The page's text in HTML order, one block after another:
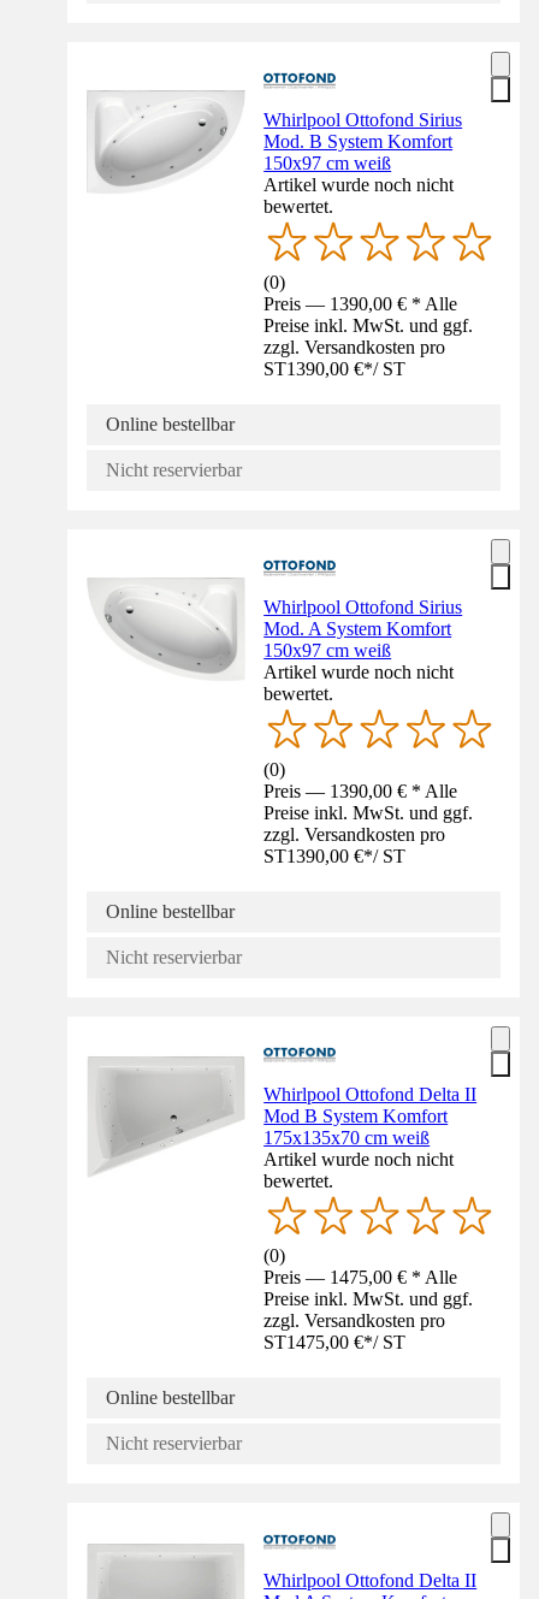
Whirlpool Ottofond Sirius
Mod. B System Komfort
150x97 cm weiß
Artikel wurde noch nicht
bewertet.
(0)
Preis — 1390,00 € * Alle
Preise inkl. MwSt. und ggf.
zzgl. Versandkosten pro
ST1390,00 €*/ ST
Online bestellbar
Nicht reservierbar
Whirlpool Ottofond Sirius
Mod. A System Komfort
150x97 cm weiß
Artikel wurde noch nicht
bewertet.
(0)
Preis — 1390,00 € * Alle
Preise inkl. MwSt. und ggf.
zzgl. Versandkosten pro
ST1390,00 €*/ ST
Online bestellbar
Nicht reservierbar
Whirlpool Ottofond Delta II
Mod B System Komfort
175x135x70 cm weiß
Artikel wurde noch nicht
bewertet.
(0)
Preis — 1475,00 € * Alle
Preise inkl. MwSt. und ggf.
zzgl. Versandkosten pro
ST1475,00 €*/ ST
Online bestellbar
Nicht reservierbar
Whirlpool Ottofond Delta II